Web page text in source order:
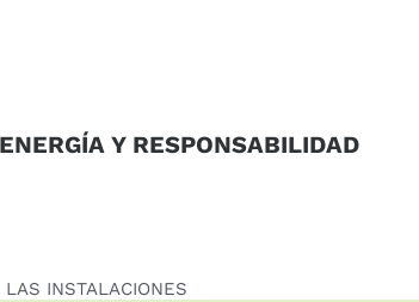
ENERGÍA Y RESPONSABILIDAD
INSTALACIONES